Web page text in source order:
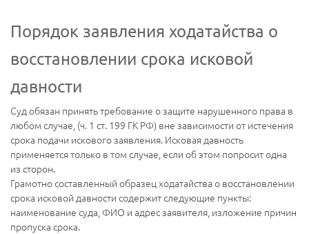
Порядок заявления ходатайства о
восстановлении срока исковой
давности
Суд обязан принять требование о защите нарушенного права в
любом случае, (ч. 1 ст. 199 ГК РФ) вне зависимости от истечения
срока подачи искового заявления. Исковая давность
применяется только в том случае, если об этом попросит одна
из сторон.
Грамотно составленный образец ходатайства о восстановлении
срока исковой давности содержит следующие пункты:
наименование суда, ФИО и адрес заявителя, изложение причин
пропуска срока.